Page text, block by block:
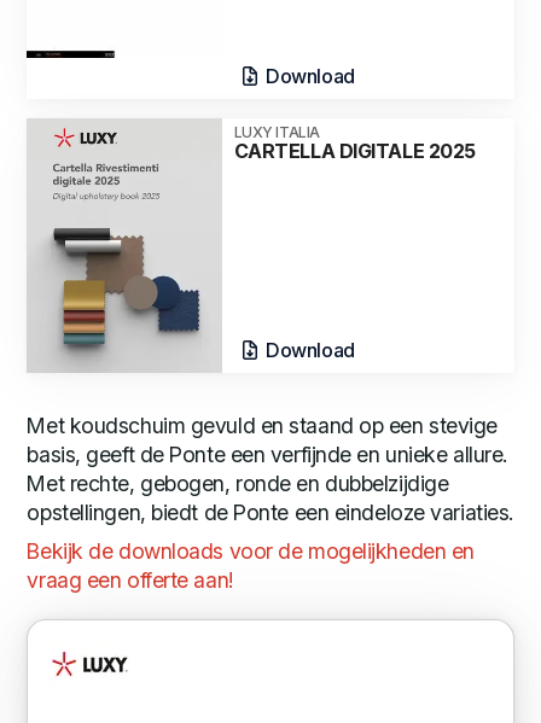
Download
LUXY ITALIA
CARTELLA DIGITALE 2025
Download
Met koudschuim gevuld en staand op een stevige
basis, geeft de Ponte een verfijnde en unieke allure.
Met rechte, gebogen, ronde en dubbelzijdige
opstellingen, biedt de Ponte een eindeloze variaties.
Bekijk de downloads voor de mogelijkheden en
vraag een offerte aan!